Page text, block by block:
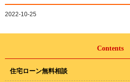
2022-10-25
Contents
住宅ローン無料相談